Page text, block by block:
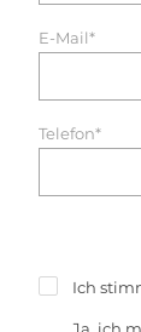
E-Mail*
Telefon*
Ich